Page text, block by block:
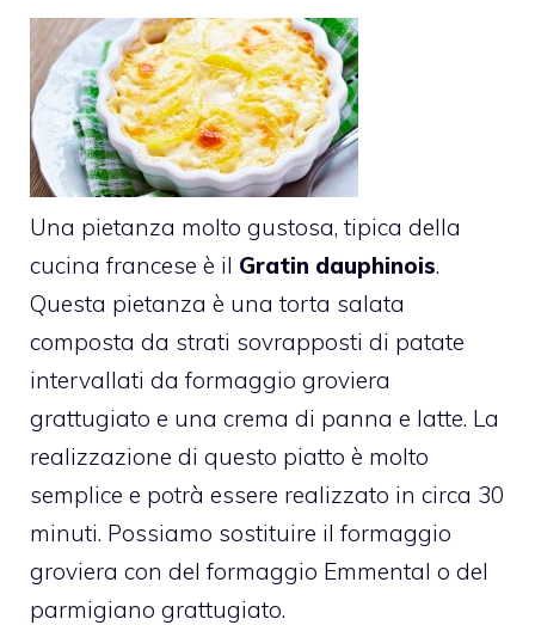
Una pietanza molto gustosa, tipica della
cucina francese è il Gratin dauphinois.
Questa pietanza è una torta salata
composta da strati sovrapposti di patate
intervallati da formaggio groviera
grattugiato e una crema di panna e latte. La
realizzazione di questo piatto è molto
semplice e potrà essere realizzato in circa 30
minuti. Possiamo sostituire il formaggio
groviera con del formaggio Emmental o del
parmigiano grattugiato.